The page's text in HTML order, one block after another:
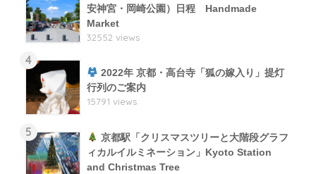
安神宮・岡崎公園）日程 Handmade
Market
32552 views
4
2022年 京都・高台寺「狐の嫁入り」提灯
行列のご案内
15791 views
5
京都駅「クリスマスツリーと大階段グラフ
ィカルイルミネーション」Kyoto Station
and Christmas Tree